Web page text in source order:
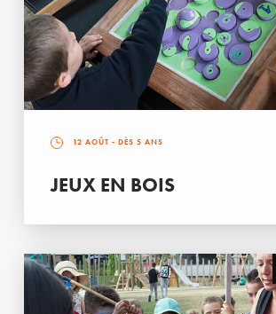
12 AOÛT - DÈS 5 ANS
JEUX EN BOIS